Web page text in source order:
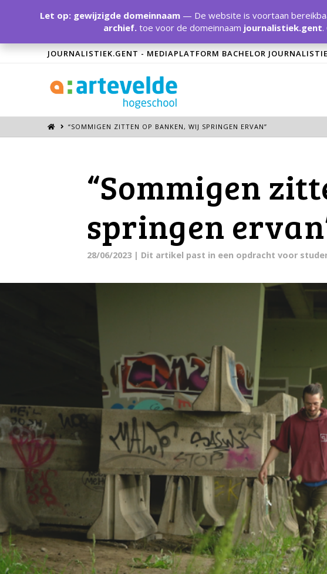
JOURNALISTIEK.GENT - MEDIAPLATFORM BACHELOR
“SOMMIGEN ZITTEN OP BANKEN, WIJ SPRINGEN ERVAN”
“Sommigen
springen
28/06/2023| Dit artikel past in een opdracht voor
Let op: gewijzigde domeinnaam— De website is voortaan
archief.toe voor de domeinnaam journalistiek.gent